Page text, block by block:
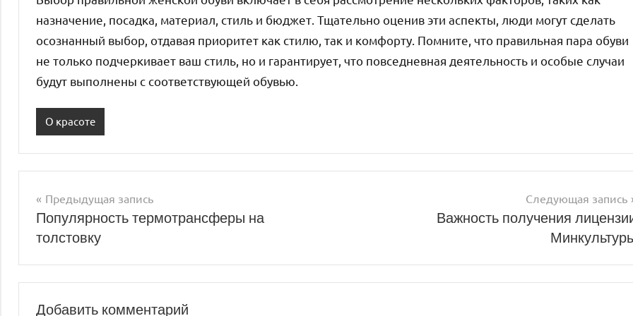
назначение, посадка, материал, стиль и бюджет. Тщательно оценив эти аспекты, люди могут сделать
осознанный выбор, отдавая приоритет как стилю, так и комфорту. Помните, что правильная пара обуви
не только подчеркивает ваш стиль, но и гарантирует, что повседневная деятельность и особые случаи
будут выполнены с соответствующей обувью.
О красоте
Навигация
по
записям
Предыдущая запись
Популярность термотрансферы на
толстовку
Следующая запись
Важность получения
Добавить комментарий